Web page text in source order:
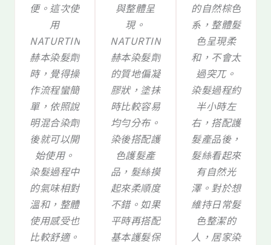
便。這次使
用
NATURTINT
赫本染髮劑
時，覺得操
作流程蠻簡
單，依照說
明混合染劑
後就可以開
始使用。
染髮過程中
的氣味相對
溫和，整體
使用感受也
比較舒適。
與整體呈
現。
NATURTINT
赫本染髮劑
的質地偏凝
膠狀，塗抹
時比較容易
均勻分布。
染後搭配護
色護髮產
品，髮絲摸
起來柔順度
不錯。如果
平時再搭配
基本護髮保
的自然棕色
系，整體髮
色呈現柔
和，不會太
過突兀。
染髮過程約
半小時左
右，搭配護
髮產品後，
髮絲看起來
有自然光
澤。對於想
維持日常髮
色整潔的
人，居家染